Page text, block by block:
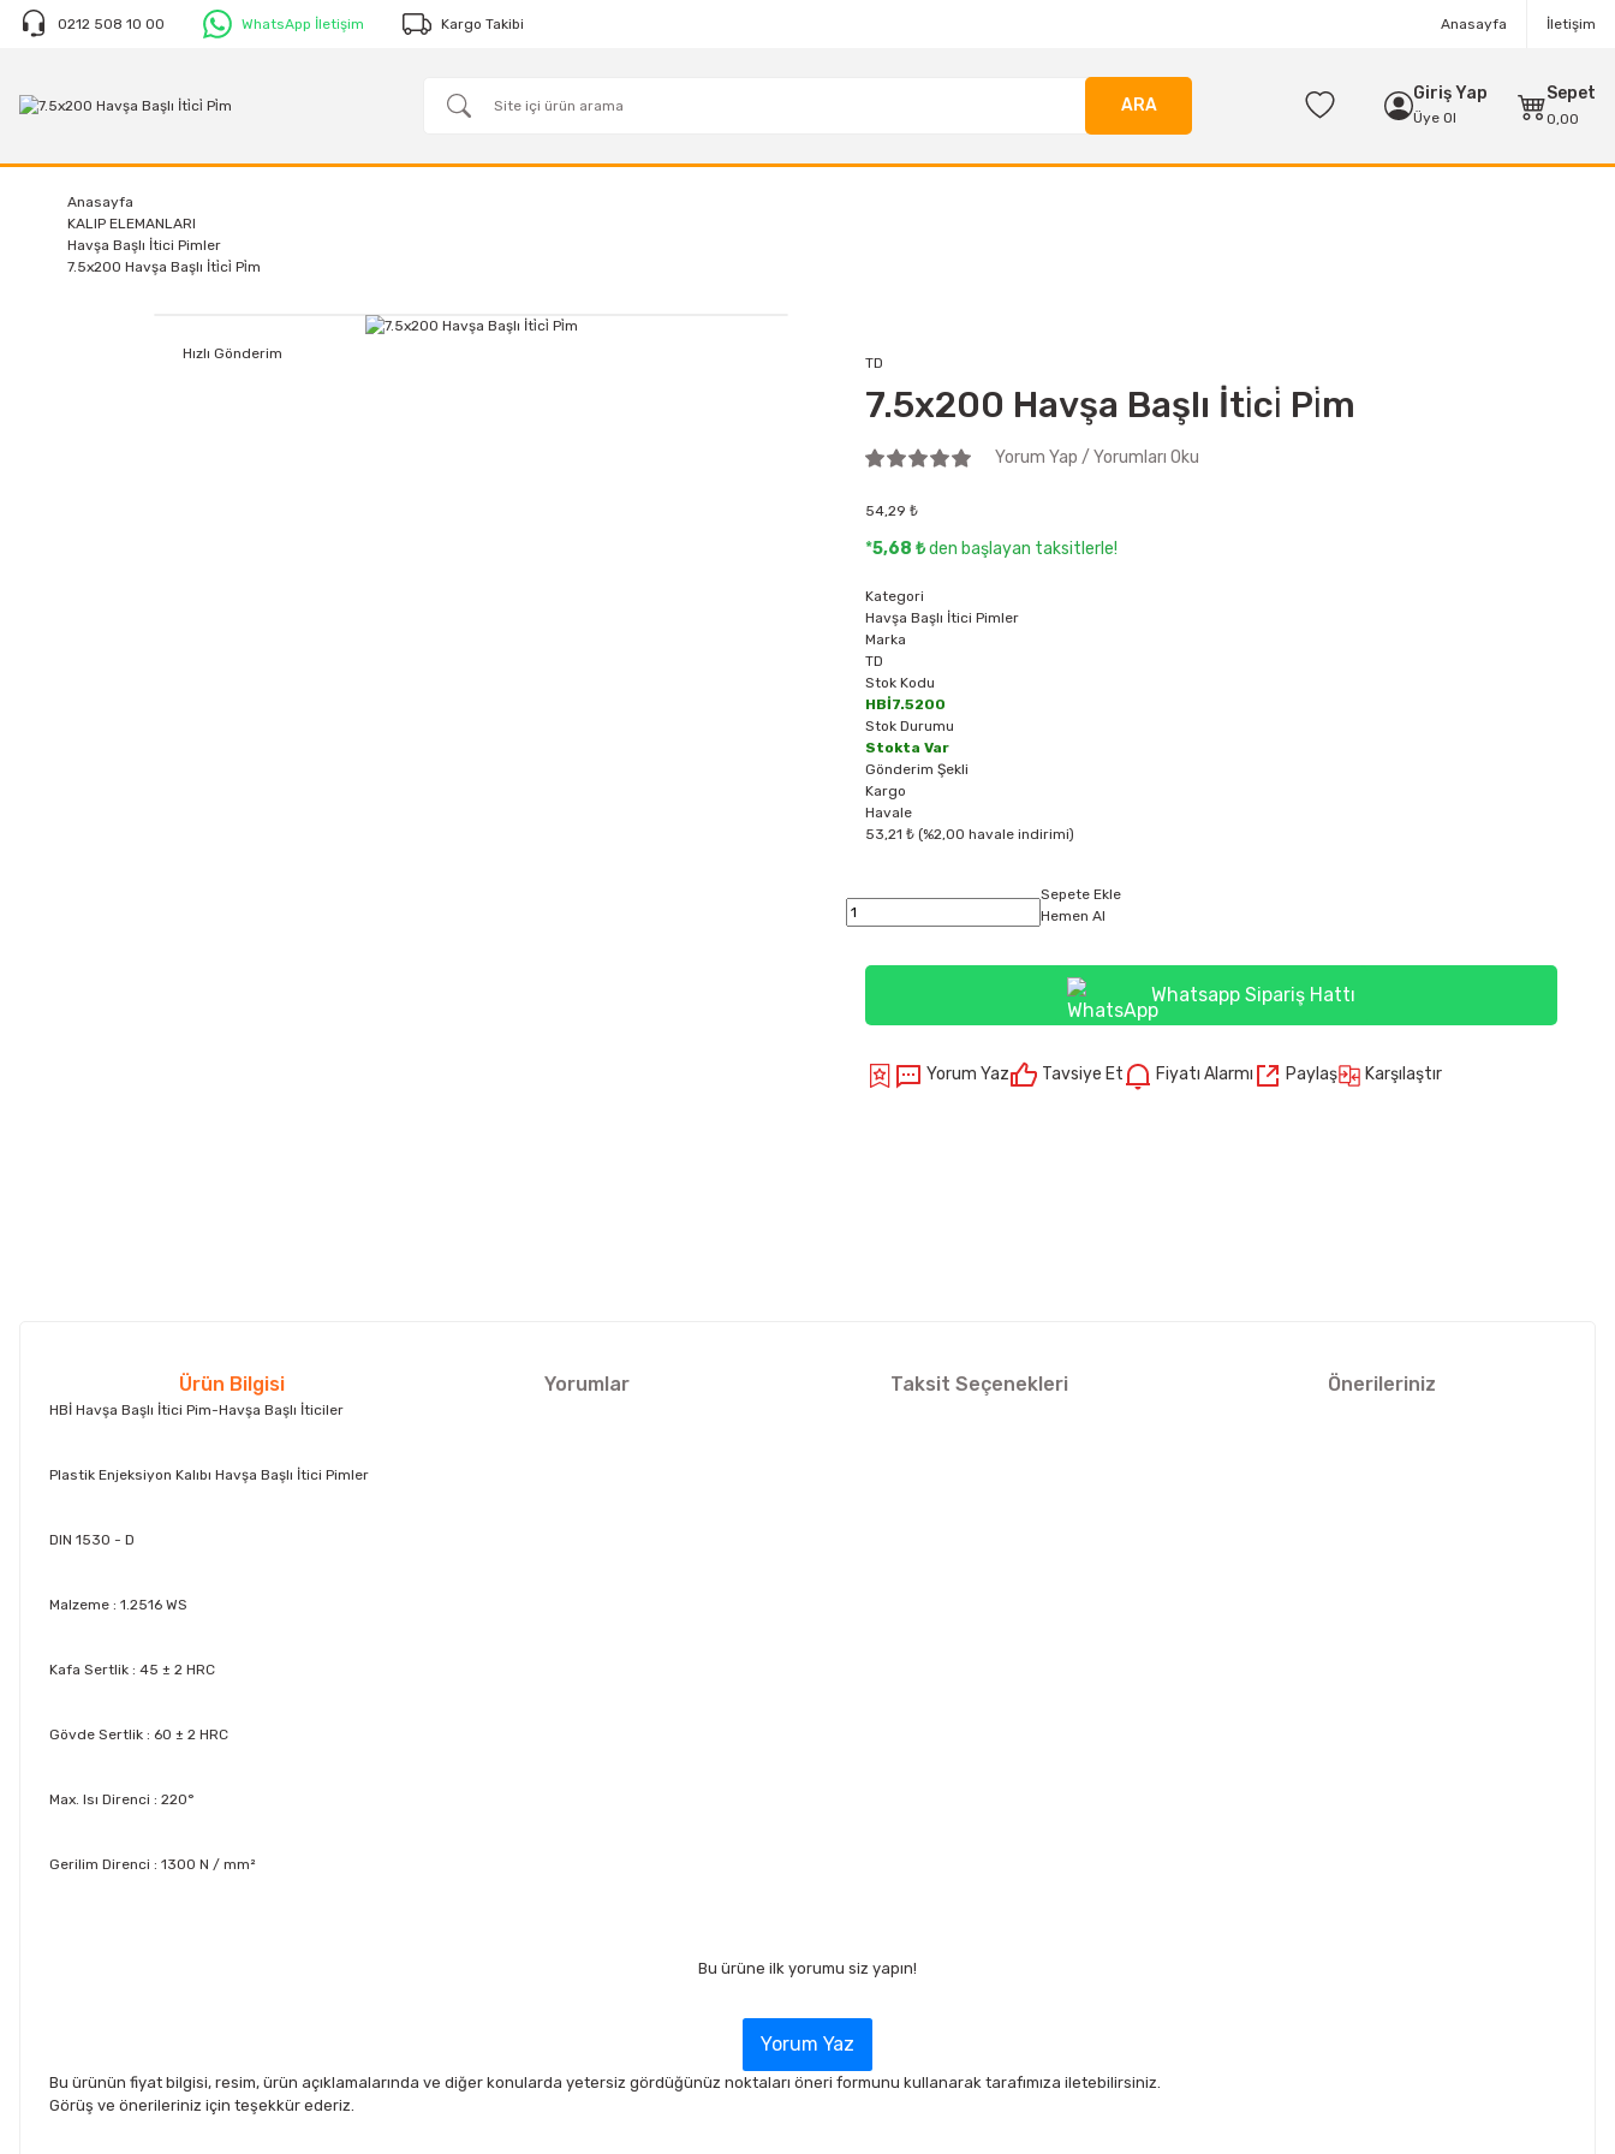
0212 508 10 00 WhatsApp İletişim Kargo Takibi Anasayfa İletişim
ARA
Giriş Yap
Üye Ol
Sepet
0,00
Anasayfa
KALIP ELEMANLARI
Havşa Başlı İtici Pimler
7.5x200 Havşa Başlı İti̇ci̇ Pi̇m
Hızlı Gönderim
TD
7.5x200 Havşa Başlı İti̇ci̇ Pi̇m
Yorum Yap / Yorumları Oku
54,29 ₺
*5,68 ₺den başlayan taksitlerle!
Kategori
Havşa Başlı İtici Pimler
Marka
TD
Stok Kodu
HBİ7.5200
Stok Durumu
Stokta Var
Gönderim Şekli
Kargo
Havale
53,21 ₺ (%2,00 havale indirimi)
Sepete Ekle
Hemen Al
Whatsapp Sipariş Hattı
Yorum Yaz Tavsiye Et Fiyatı Alarmı Paylaş Karşılaştır
Ürün Bilgisi Yorumlar Taksit Seçenekleri Önerileriniz
HBİ Havşa Başlı İtici Pim-Havşa Başlı İticiler
Plastik Enjeksiyon Kalıbı Havşa Başlı İtici Pimler
DIN 1530 - D
Malzeme : 1.2516 WS
Kafa Sertlik : 45 ± 2 HRC
Gövde Sertlik : 60 ± 2 HRC
Max. Isı Direnci : 220°
Gerilim Direnci : 1300 N / mm²
Bu ürüne ilk yorumu siz yapın!
Yorum Yaz
Bu ürünün fiyat bilgisi, resim, ürün açıklamalarında ve diğer konularda yetersiz gördüğünüz noktaları öneri formunu kullanarak tarafımıza iletebilirsiniz.
Görüş ve önerileriniz için teşekkür ederiz.